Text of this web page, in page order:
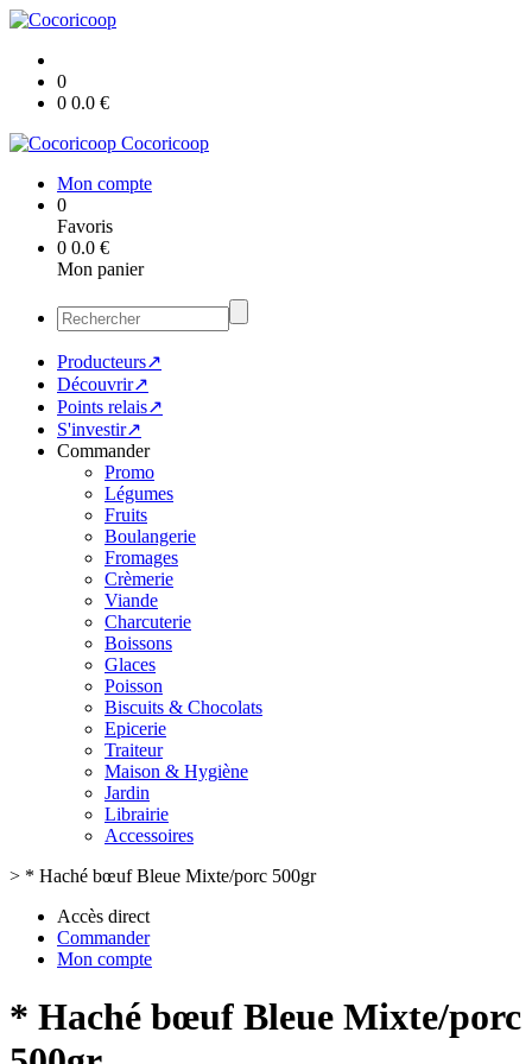
0
0 0.0 €
Cocoricoop
Mon compte
0
Favoris
0 0.0 €
Mon panier
Producteurs↗
Découvrir↗
Points relais↗
S'investir↗
Commander
Promo
Légumes
Fruits
Boulangerie
Fromages
Crèmerie
Viande
Charcuterie
Boissons
Glaces
Poisson
Biscuits & Chocolats
Epicerie
Traiteur
Maison & Hygiène
Jardin
Librairie
Accessoires
> * Haché bœuf Bleue Mixte/porc 500gr
Accès direct
Commander
Mon compte
* Haché bœuf Bleue Mixte/porc